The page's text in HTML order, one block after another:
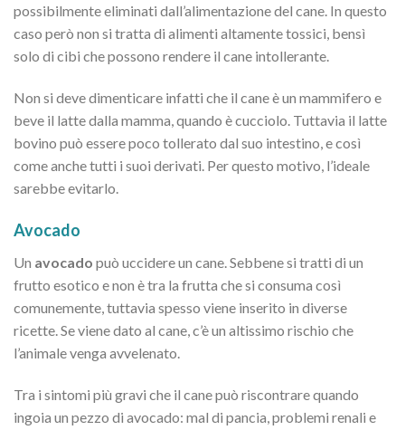
possibilmente eliminati dall’alimentazione del cane. In questo
caso però non si tratta di alimenti altamente tossici, bensì
solo di cibi che possono rendere il cane intollerante.
Non si deve dimenticare infatti che il cane è un mammifero e
beve il latte dalla mamma, quando è cucciolo. Tuttavia il latte
bovino può essere poco tollerato dal suo intestino, e così
come anche tutti i suoi derivati. Per questo motivo, l’ideale
sarebbe evitarlo.
Avocado
Un avocado può uccidere un cane. Sebbene si tratti di un
frutto esotico e non è tra la frutta che si consuma così
comunemente, tuttavia spesso viene inserito in diverse
ricette. Se viene dato al cane, c’è un altissimo rischio che
l’animale venga avvelenato.
Tra i sintomi più gravi che il cane può riscontrare quando
ingoia un pezzo di avocado: mal di pancia, problemi renali e